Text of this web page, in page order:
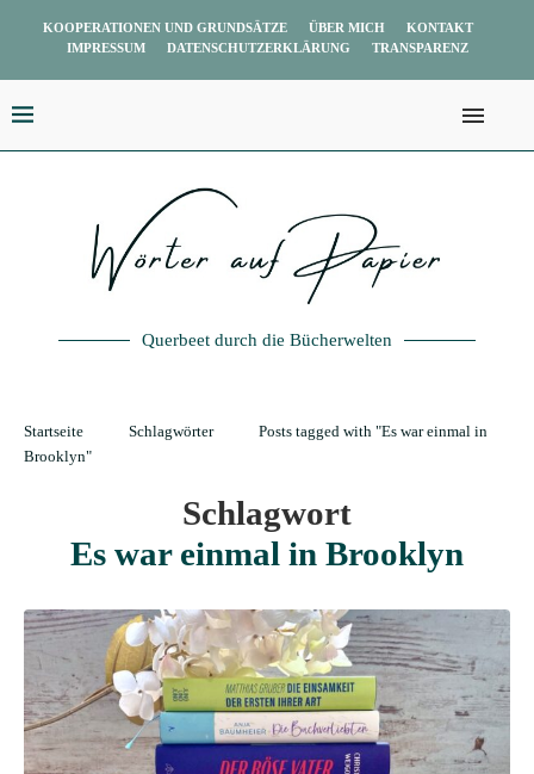
KOOPERATIONEN UND GRUNDSÄTZE ÜBER MICH
KONTAKT
IMPRESSUM
DATENSCHUTZERKLÄRUNG TRANSPARENZ
Querbeet durch die Bücherwelten
Startseite Schlagwörter
Posts tagged with "Es war einmal in
Brooklyn"
Schlagwort
Es war einmal in Brooklyn